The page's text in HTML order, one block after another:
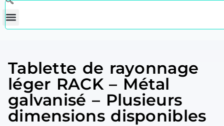
Tablette de rayonnage
léger RACK – Métal
galvanisé – Plusieurs
dimensions disponibles